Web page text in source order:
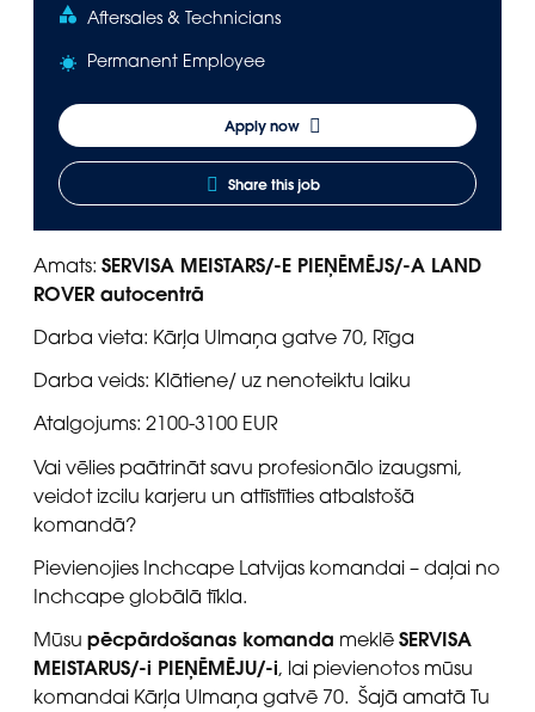
Aftersales & Technicians
Permanent Employee
Apply now
Share this job
Amats: SERVISA MEISTARS/-E PIEŅĒMĒJS/-A LAND
ROVER autocentrā
Darba vieta: Kārļa Ulmaņa gatve 70, Rīga
Darba veids: Klātiene/ uz nenoteiktu laiku
Atalgojums: 2100-3100 EUR
Vai vēlies paātrināt savu profesionālo izaugsmi,
veidot izcilu karjeru un attīstīties atbalstošā
komandā?
Pievienojies Inchcape Latvijas komandai – daļai no
Inchcape globālā tīkla.
Mūsu pēcpārdošanas komanda meklē SERVISA
MEISTARUS/-i PIEŅĒMĒJU/-i, lai pievienotos mūsu
komandai Kārļa Ulmaņa gatvē 70. Šajā amatā Tu